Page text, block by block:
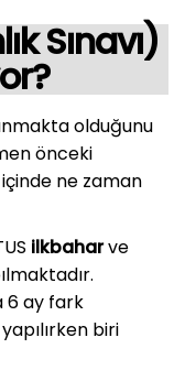
Sınavı)
olduğunu
önceki
ne zaman
ilkbaharve
6 ay fark
biri